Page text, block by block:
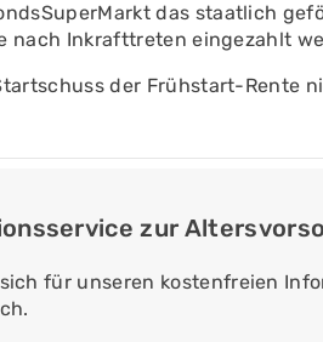
das staatlich
nach Inkrafttreten eingezahlt
der Frühstart-Rente
zur
für unseren kostenfreien